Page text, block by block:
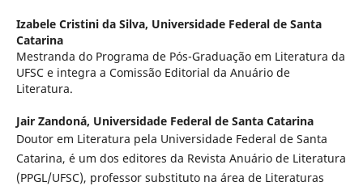
Izabele Cristini da Silva, Universidade Federal de Santa
Catarina
Mestranda do Programa de Pós-Graduação em Literatura da
UFSC e integra a Comissão Editorial da Anuário de
Literatura.
Jair Zandoná, Universidade Federal de Santa Catarina
Doutor em Literatura pela Universidade Federal de Santa
Catarina, é um dos editores da Revista Anuário de Literatura
(PPGL/UFSC), professor substituto na área de Literaturas